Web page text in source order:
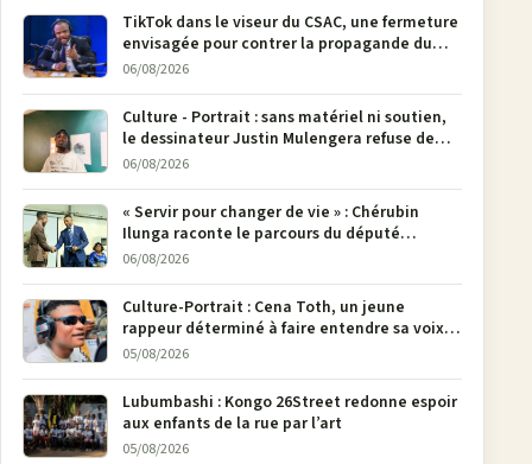
TikTok dans le viseur du CSAC, une fermeture
envisagée pour contrer la propagande du
M23
06/08/2026
Culture - Portrait : sans matériel ni soutien,
le dessinateur Justin Mulengera refuse de
poser son crayon
06/08/2026
« Servir pour changer de vie » : Chérubin
Ilunga raconte le parcours du député
national Jethro Muyombi Tshimbu en 137
06/08/2026
Culture-Portrait : Cena Toth, un jeune
rappeur déterminé à faire entendre sa voix à
Bunia
05/08/2026
Lubumbashi : Kongo 26Street redonne espoir
aux enfants de la rue par l’art
05/08/2026